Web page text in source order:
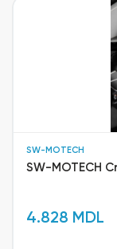
SW-MOTECH
SW-MOTECH
4.828 MDL